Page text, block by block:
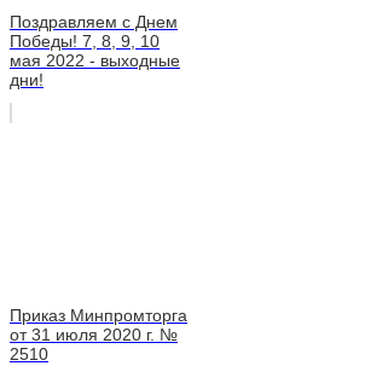
Поздравляем с Днем
Победы! 7, 8, 9, 10
мая 2022 - выходные
дни!
Приказ Минпромторга
от 31 июля 2020 г. №
2510